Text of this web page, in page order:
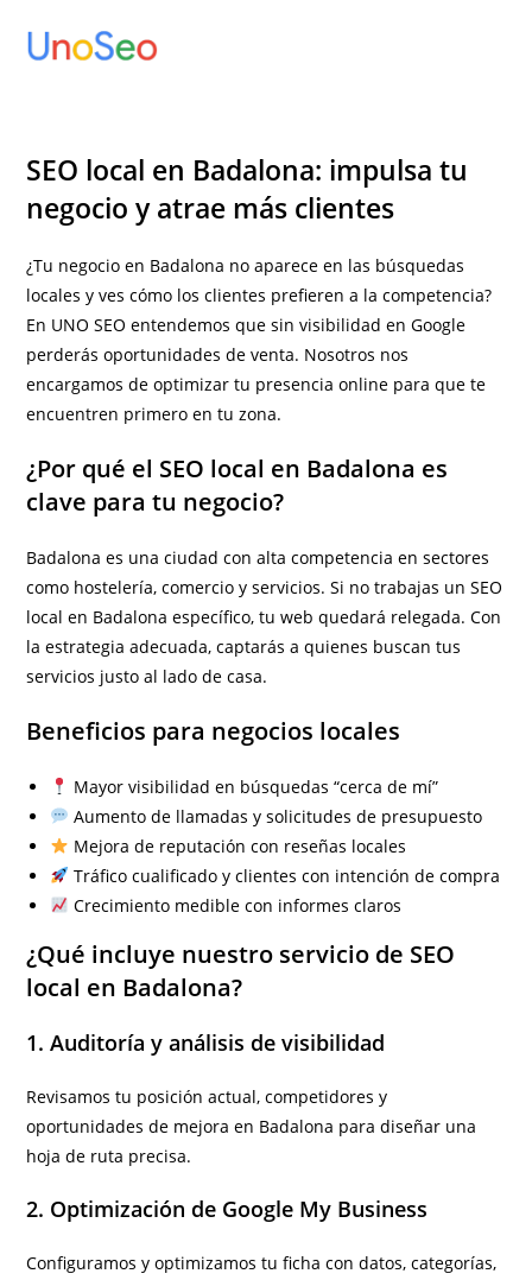
SEO local en Badalona: impulsa tu
negocio y atrae más clientes
¿Tu negocio en Badalona no aparece en las búsquedas
locales y ves cómo los clientes prefieren a la competencia?
En UNO SEO entendemos que sin visibilidad en Google
perderás oportunidades de venta. Nosotros nos
encargamos de optimizar tu presencia online para que te
encuentren primero en tu zona.
¿Por qué el SEO local en Badalona es
clave para tu negocio?
Badalona es una ciudad con alta competencia en sectores
como hostelería, comercio y servicios. Si no trabajas un SEO
local en Badalona específico, tu web quedará relegada. Con
la estrategia adecuada, captarás a quienes buscan tus
servicios justo al lado de casa.
Beneficios para negocios locales
Mayor visibilidad en búsquedas “cerca de mí”
Aumento de llamadas y solicitudes de presupuesto
Mejora de reputación con reseñas locales
Tráfico cualificado y clientes con intención de compra
Crecimiento medible con informes claros
¿Qué incluye nuestro servicio de SEO
local en Badalona?
1. Auditoría y análisis de visibilidad
Revisamos tu posición actual, competidores y
oportunidades de mejora en Badalona para diseñar una
hoja de ruta precisa.
2. Optimización de Google My Business
Configuramos y optimizamos tu ficha con datos, categorías,